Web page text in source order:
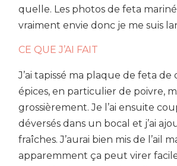
quelle. Les photos de feta
vraiment envie donc je me suis
CE QUE J’AI FAIT
J’ai tapissé ma plaque de feta
épices, en particulier de poivre,
grossièrement. Je l’ai ensuite
déversés dans un bocal et j’ai
fraîches. J’aurai bien mis de l’ail
apparemment ça peut virer